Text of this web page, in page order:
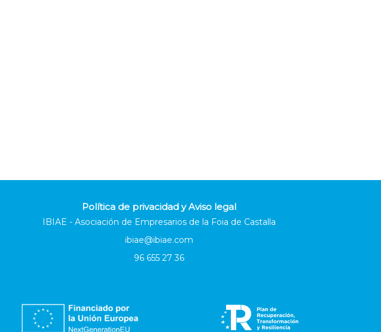
Política de privacidad y Aviso legal
IBIAE - Asociación de Empresarios de la Foia de Castalla
ibiae@ibiae.com
96 655 27 36